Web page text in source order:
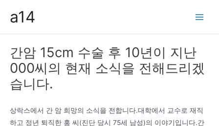
a14
간암 15cm 수술 후 10년이 지난
000씨의 현재 소식을 전해드리겠
습니다.
상락스에서 간 암 희망의 소식을 전합니다.대학에서 교수로 재직
하고 정년 퇴직한 홍 씨(진단 당시 75세 남성)의 이야기입니다.간